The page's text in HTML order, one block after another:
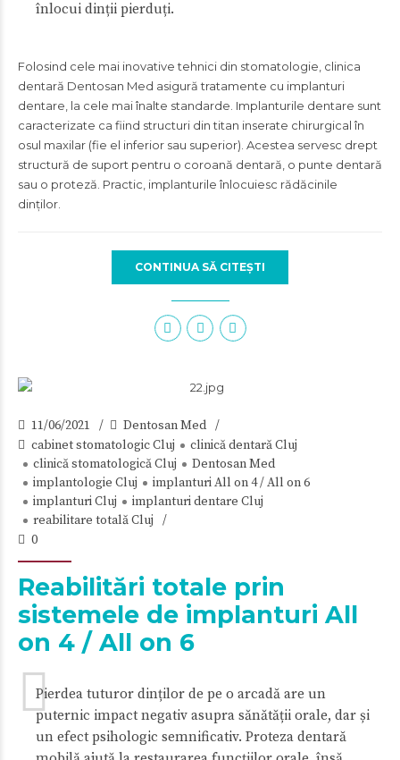
înlocui dinții pierduți.
Folosind cele mai inovative tehnici din stomatologie, clinica
dentară Dentosan Med asigură tratamente cu implanturi
dentare, la cele mai înalte standarde. Implanturile dentare sunt
caracterizate ca fiind structuri din titan inserate chirurgical în
osul maxilar (fie el inferior sau superior). Acestea servesc drept
structură de suport pentru o coroană dentară, o punte dentară
sau o proteză. Practic, implanturile înlocuiesc rădăcinile
dinților.
CONTINUA SĂ CITEȘTI
11/06/2021
Dentosan Med
cabinet stomatologic Cluj
clinică dentară Cluj
clinică stomatologică Cluj
Dentosan Med
implantologie Cluj
implanturi All on 4 / All on 6
implanturi Cluj
implanturi dentare Cluj
reabilitare totală Cluj
0
Reabilitări totale prin
sistemele de implanturi All
on 4 / All on 6
Pierdea tuturor dinților de pe o arcadă are un
puternic impact negativ asupra sănătății orale, dar și
un efect psihologic semnificativ. Proteza dentară